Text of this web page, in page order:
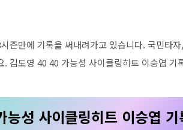
즌만에 기록을 써내려가고 있습니다. 국민타
. 김도영 40 40 가능성 사이클링히트 이승엽 기
성 사이클링히트 이승엽 기